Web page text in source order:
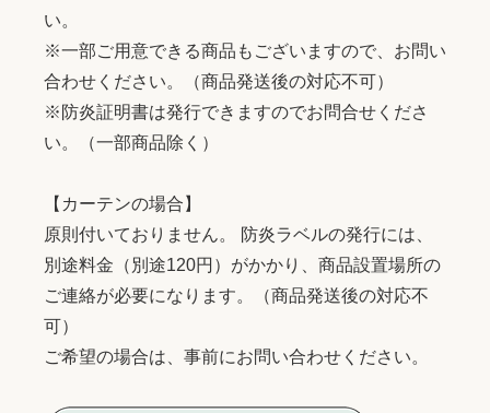
い。
※一部ご用意できる商品もございますので、お問い
合わせください。（商品発送後の対応不可）
※防炎証明書は発行できますのでお問合せくださ
い。（一部商品除く）
【カーテンの場合】
原則付いておりません。 防炎ラベルの発行には、
別途料金（別途120円）がかかり、商品設置場所の
ご連絡が必要になります。（商品発送後の対応不
可）
ご希望の場合は、事前にお問い合わせください。